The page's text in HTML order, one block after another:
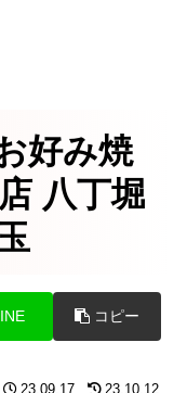
好み焼
八丁堀
コピー
23.09.17 23.10.12